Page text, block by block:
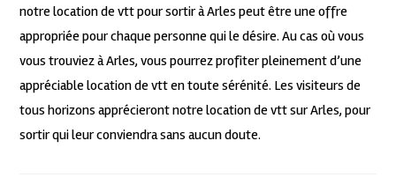
notre location de vtt pour sortir à Arles peut être une offre
appropriée pour chaque personne qui le désire. Au cas où vous
vous trouviez à Arles, vous pourrez profiter pleinement d’une
appréciable location de vtt en toute sérénité. Les visiteurs de
tous horizons apprécieront notre location de vtt sur Arles, pour
sortir qui leur conviendra sans aucun doute.